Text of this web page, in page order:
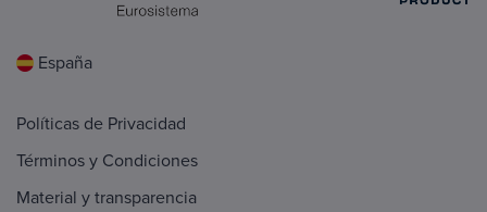
España
Políticas de Privacidad
Términos y Condiciones
Material y transparencia